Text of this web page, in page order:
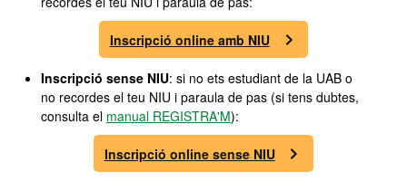
Inscripció online amb NIU
Inscripció sense NIU: si no ets estudiant de la UAB o
no recordes el teu NIU i paraula de pas (si tens dubtes,
consulta el manual REGISTRA'M):
Inscripció online sense NIU